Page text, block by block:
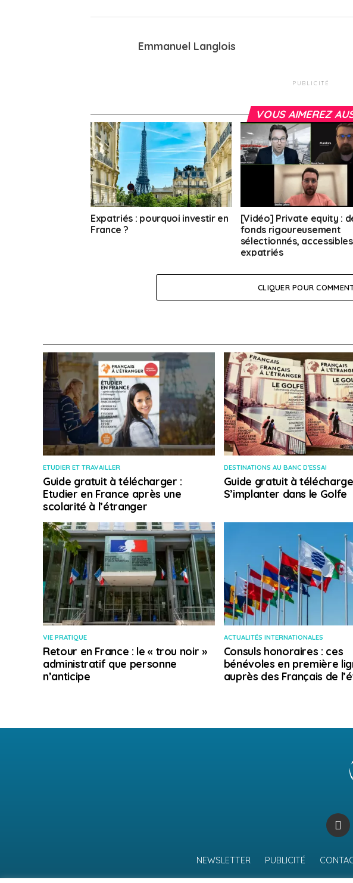
Emmanuel Langlois
PUBLICITÉ
VOUS AIMEREZ
Expatriés : pourquoi investir en
France ?
[Vidéo] Private equity :
fonds rigoureusement
sélectionnés,
expatriés
CLIQUER POUR
ETUDIER ET TRAVAILLER
Guide gratuit à télécharger :
Etudier en France après une
scolarité à l’étranger
DESTINATIONS AU BANC D'ESSAI
Guide gratuit à
S’implanter dans le Golfe
VIE PRATIQUE
Retour en France : le « trou noir »
administratif que personne
n’anticipe
ACTUALITÉS INTERNATIONALES
Consuls honoraires : ces
bénévoles en première
auprès des Français de
NEWSLETTER PUBLICITÉ